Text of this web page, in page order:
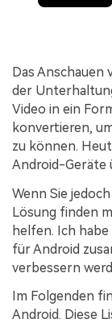
Das Anschauen
der
Video in ein
konvertieren,
zu können.
Android-Geräte
Wenn Sie
Lösung finden
helfen. Ich
für Android
verbessern
Im Folgenden
Android. Diese